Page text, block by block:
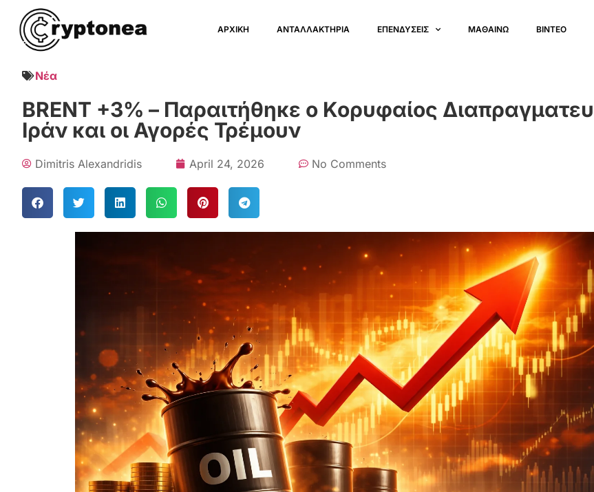
ΑΡΧΙΚΗ ΑΝΤΑΛΛΑΚΤΗΡΙΑ ΕΠΕΝΔΥΣΕΙΣ ΜΑΘΑΙΝΩ ΒΙΝΤΕΟ
Νέα
BRENT +3% – Παραιτήθηκε ο Κορυφαίος
Ιράν και οι Αγορές Τρέμουν
Dimitris Alexandridis April 24, 2026 No Comments